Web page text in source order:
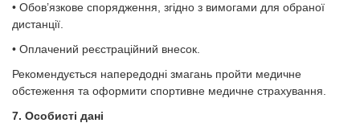
• Обов’язкове спорядження, згідно з вимогами для обраної
дистанції.
• Оплачений реєстраційний внесок.
Рекомендується напередодні змагань пройти медичне
обстеження та оформити спортивне медичне страхування.
7. Особисті дані